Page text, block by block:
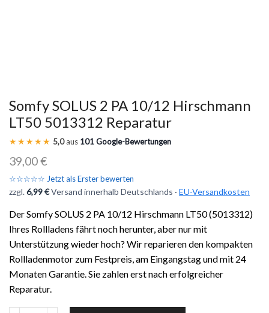
Somfy SOLUS 2 PA 10/12 Hirschmann
LT50 5013312 Reparatur
★★★★★ 5,0aus 101 Google-Bewertungen
39,00€
☆☆☆☆☆ Jetzt als Erster bewerten
zzgl.6,99 €Versand innerhalb Deutschlands · EU-Versandkosten
Der Somfy SOLUS 2 PA 10/12 Hirschmann LT50 (5013312)
Ihres Rollladens fährt noch herunter, aber nur mit
Unterstützung wieder hoch? Wir reparieren den kompakten
Rollladenmotor zum Festpreis, am Eingangstag und mit 24
Monaten Garantie. Sie zahlen erst nach erfolgreicher
Reparatur.